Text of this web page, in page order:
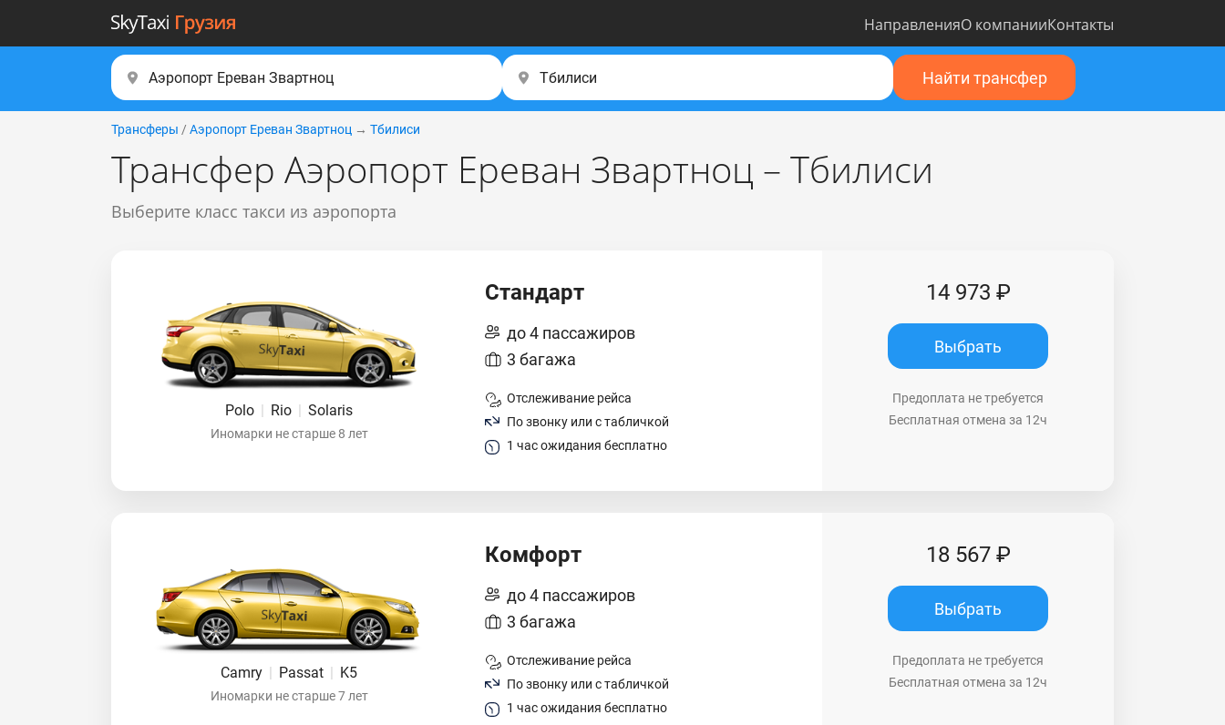
НаправленияО компанииКонтакты
Найти трансфер
Трансферы / Аэропорт Ереван Звартноц → Тбилиси
Трансфер Аэропорт Ереван Звартноц – Тбилиси
Выберите класс такси из аэропорта
Polo | Rio | Solaris
Иномарки не старше 8 лет
Стандарт
до 4 пассажиров
3 багажа
Отслеживание рейса
По звонку или с табличкой
1 час ожидания бесплатно
14 973 ₽
Выбрать
Предоплата не требуется
Бесплатная отмена за 12ч
Camry | Passat | K5
Иномарки не старше 7 лет
Комфорт
до 4 пассажиров
3 багажа
Отслеживание рейса
По звонку или с табличкой
1 час ожидания бесплатно
18 567 ₽
Выбрать
Предоплата не требуется
Бесплатная отмена за 12ч